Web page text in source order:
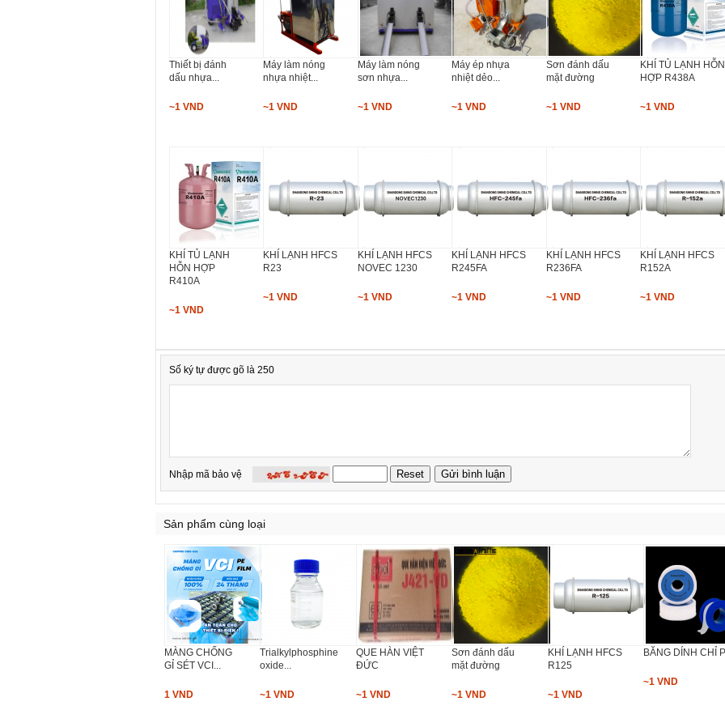
Thiết bị đánh
dấu nhựa...
~1 VND
Máy làm nóng
nhựa nhiệt...
~1 VND
Máy làm nóng
sơn nhựa...
~1 VND
Máy ép nhựa
nhiệt dẻo...
~1 VND
Sơn đánh dấu
mặt đường
~1 VND
KHÍ TỦ LẠNH HỖN
HỢP R438A
~1 VND
KHÍ TỦ LẠNH
HỖN HỢP
R410A
~1 VND
KHÍ LẠNH HFCS
R23
~1 VND
KHÍ LẠNH HFCS
NOVEC 1230
~1 VND
KHÍ LẠNH HFCS
R245FA
~1 VND
KHÍ LẠNH HFCS
R236FA
~1 VND
KHÍ LẠNH HFCS
R152A
~1 VND
Số ký tự được gõ là 250
Nhập mã bảo vệ
Sản phẩm cùng loại
MÀNG CHỐNG
GỈ SÉT VCI...
1 VND
Trialkylphosphine
oxide...
~1 VND
QUE HÀN VIỆT
ĐỨC
~1 VND
Sơn đánh dấu
mặt đường
~1 VND
KHÍ LẠNH HFCS
R125
~1 VND
BĂNG DÍNH CHỈ
~1 VND